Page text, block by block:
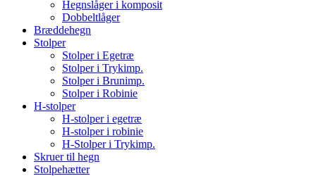
Hegnslåger i komposit
Dobbeltlåger
Bræddehegn
Stolper
Stolper i Egetræ
Stolper i Trykimp.
Stolper i Brunimp.
Stolper i Robinie
H-stolper
H-stolper i egetræ
H-stolper i robinie
H-Stolper i Trykimp.
Skruer til hegn
Stolpehætter